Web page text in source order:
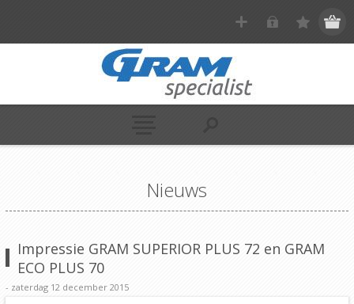
Nieuws
Impressie GRAM SUPERIOR PLUS 72 en GRAM
ECO PLUS 70
- zaterdag 12 december 2015